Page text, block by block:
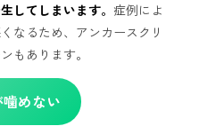
してしまいます。 症例によ
なるため、アンカースクリ
もあります。
噛めない